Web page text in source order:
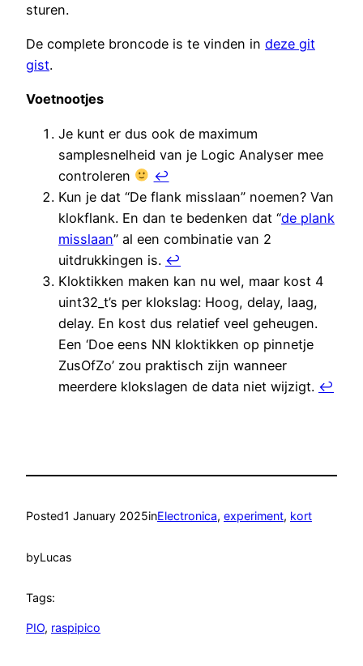
sturen.
De complete broncode is te vinden in deze git
gist.
Voetnootjes
Je kunt er dus ook de maximum
samplesnelheid van je Logic Analyser mee
controleren
↩︎
Kun je dat “De flank misslaan” noemen? Van
klokflank. En dan te bedenken dat “de plank
misslaan” al een combinatie van 2
uitdrukkingen is. ↩︎
Kloktikken maken kan nu wel, maar kost 4
uint32_t’s per klokslag: Hoog, delay, laag,
delay. En kost dus relatief veel geheugen.
Een ‘Doe eens NN kloktikken op pinnetje
ZusOfZo’ zou praktisch zijn wanneer
meerdere klokslagen de data niet wijzigt. ↩︎
Posted1 January 2025inElectronica, experiment, kort
byLucas
Tags:
PIO, raspipico